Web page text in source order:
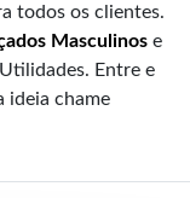
todos os clientes.
Masculinos e
Entre e
ideia chame